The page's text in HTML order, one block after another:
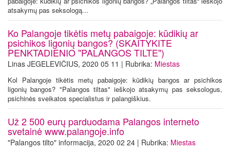
atsakymų pas seksologą...
Ko Palangoje tikėtis metų pabaigoje: kūdikių ar
psichikos ligonių bangos? (SKAITYKITE
PENKTADIENIO "PALANGOS TILTE")
Linas JEGELEVIČIUS, 2020 05 11 | Rubrika: Miestas
Kol Palangoje tikėtis metų pabaigoje: kūdikių bangos ar psichikos
ligonių bangos? "Palangos tiltas" ieškojo atsakymų pas seksologus,
psichinės sveikatos specialistus ir palangiškius.
Už 2 500 eurų parduodama Palangos interneto
svetainė www.palangoje.info
"Palangos tilto" informacija, 2020 02 24 | Rubrika: Miestas